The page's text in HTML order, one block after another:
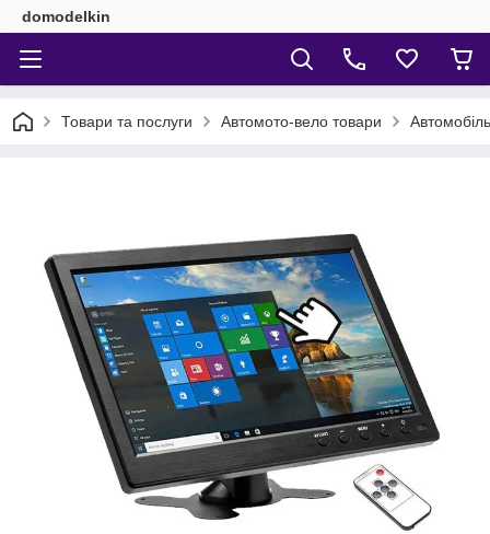
domodelkin
Товари та послуги Автомото-вело товари